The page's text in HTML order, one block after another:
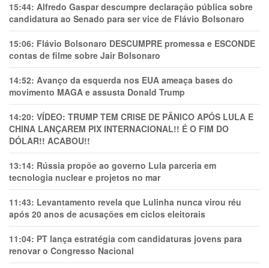
15:44: Alfredo Gaspar descumpre declaração pública sobre
candidatura ao Senado para ser vice de Flávio Bolsonaro
15:06: Flávio Bolsonaro DESCUMPRE promessa e ESCONDE
contas de filme sobre Jair Bolsonaro
14:52: Avanço da esquerda nos EUA ameaça bases do
movimento MAGA e assusta Donald Trump
14:20: VÍDEO: TRUMP TEM CRlSE DE PÂNlCO APÓS LULA E
CHINA LANÇAREM PIX INTERNACIONAL!! É O FIM DO
DÓLAR!! ACABOU!!
13:14: Rússia propõe ao governo Lula parceria em
tecnologia nuclear e projetos no mar
11:43: Levantamento revela que Lulinha nunca virou réu
após 20 anos de acusações em ciclos eleitorais
11:04: PT lança estratégia com candidaturas jovens para
renovar o Congresso Nacional